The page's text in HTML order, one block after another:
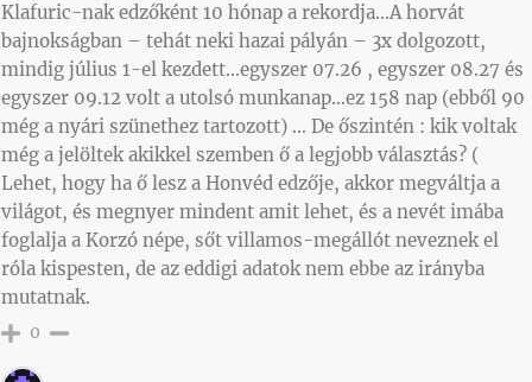
Klafuric-nak edzőként 10 hónap a rekordja…A horvát
bajnokságban – tehát neki hazai pályán – 3x dolgozott,
mindig július 1-el kezdett…egyszer 07.26 , egyszer 08.27 és
egyszer 09.12 volt a utolsó munkanap…ez 158 nap (ebből 90
még a nyári szünethez tartozott) … De őszintén : kik voltak
még a jelöltek akikkel szemben ő a legjobb választás? (
Lehet, hogy ha ő lesz a Honvéd edzője, akkor megváltja a
világot, és megnyer mindent amit lehet, és a nevét imába
foglalja a Korzó népe, sőt villamos-megállót neveznek el
róla kispesten, de az eddigi adatok nem ebbe az irányba
mutatnak.
0